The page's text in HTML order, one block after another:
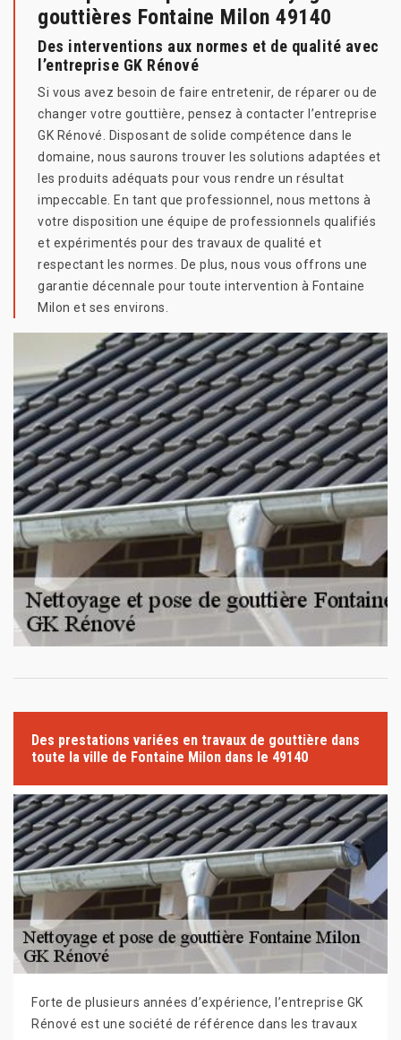
gouttières Fontaine Milon 49140
Des interventions aux normes et de qualité avec
l’entreprise GK Rénové
Si vous avez besoin de faire entretenir, de réparer ou de
changer votre gouttière, pensez à contacter l’entreprise
GK Rénové. Disposant de solide compétence dans le
domaine, nous saurons trouver les solutions adaptées et
les produits adéquats pour vous rendre un résultat
impeccable. En tant que professionnel, nous mettons à
votre disposition une équipe de professionnels qualifiés
et expérimentés pour des travaux de qualité et
respectant les normes. De plus, nous vous offrons une
garantie décennale pour toute intervention à Fontaine
Milon et ses environs.
Des prestations variées en travaux de gouttière dans
toute la ville de Fontaine Milon dans le 49140
Forte de plusieurs années d’expérience, l’entreprise GK
Rénové est une société de référence dans les travaux